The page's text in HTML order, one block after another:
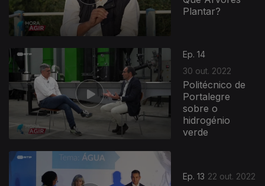
Plantar?
Ep. 14
30 out. 2022
Politécnico de
Portalegre
sobre o
hidrogénio
verde
Ep. 13 22 out. 2022
648638